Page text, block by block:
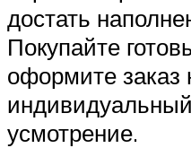
достать
Покупайте
оформите заказ
усмотрение.